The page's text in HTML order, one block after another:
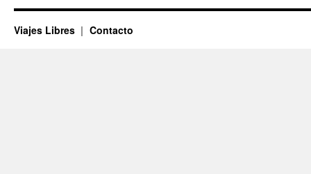
Viajes Libres Contacto